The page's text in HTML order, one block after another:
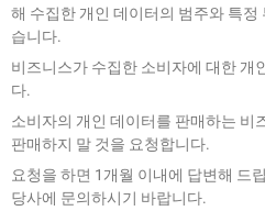
해 수집한 개인 데이터의 범주와 특정
습니다.
비즈니스가 수집한 소비자에 대한 개
다.
소비자의 개인 데이터를 판매하는 비
판매하지 말 것을 요청합니다.
요청을 하면 1개월 이내에 답변해 드
당사에 문의하시기 바랍니다.